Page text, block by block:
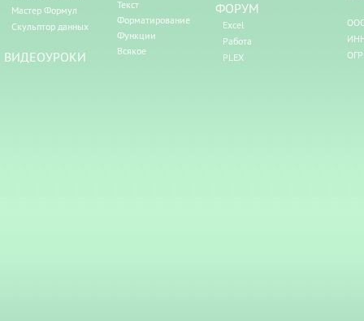
Мастер Формул
Скульптор данных
ВИДЕОУРОКИ
Текст
Форматирование
Функции
Всякое
ФОРУМ
Excel
Работа
PLEX